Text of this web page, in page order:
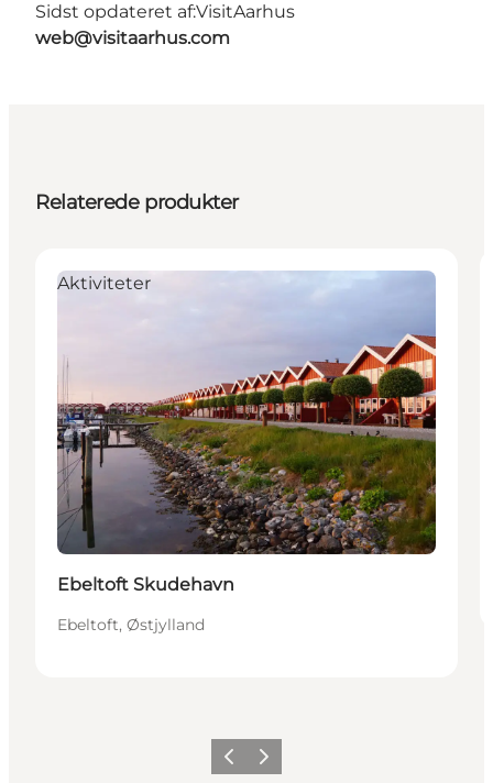
Sidst opdateret af:VisitAarhus
web@visitaarhus.com
Relaterede produkter
Aktiviteter
Ebeltoft Skudehavn
Ebeltoft, Østjylland
ForrigeNæste